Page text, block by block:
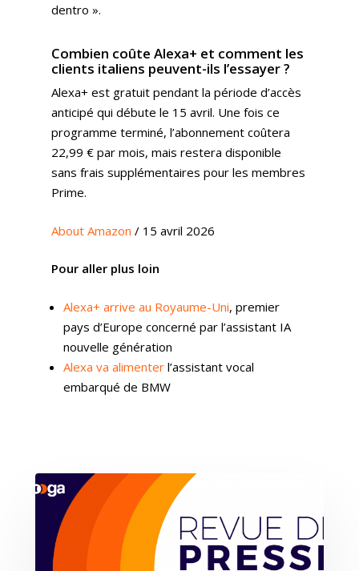
dentro ».
Combien coûte Alexa+ et comment les
clients italiens peuvent-ils l’essayer ?
Alexa+ est gratuit pendant la période d’accès
anticipé qui débute le 15 avril. Une fois ce
programme terminé, l’abonnement coûtera
22,99 € par mois, mais restera disponible
sans frais supplémentaires pour les membres
Prime.
About Amazon / 15 avril 2026
Pour aller plus loin
Alexa+ arrive au Royaume-Uni, premier
pays d’Europe concerné par l’assistant IA
nouvelle génération
Alexa va alimenter l’assistant vocal
embarqué de BMW
Expertises